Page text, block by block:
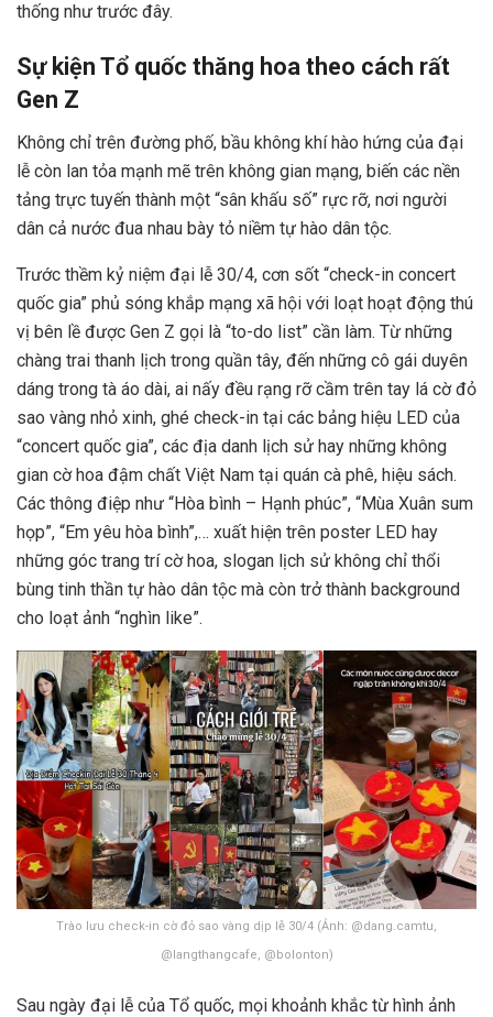
thống như trước đây.
Sự kiện Tổ quốc thăng hoa theo cách rất
Gen Z
Không chỉ trên đường phố, bầu không khí hào hứng của đại
lễ còn lan tỏa mạnh mẽ trên không gian mạng, biến các nền
tảng trực tuyến thành một “sân khấu số” rực rỡ, nơi người
dân cả nước đua nhau bày tỏ niềm tự hào dân tộc.
Trước thềm kỷ niệm đại lễ 30/4, cơn sốt “check-in concert
quốc gia” phủ sóng khắp mạng xã hội với loạt hoạt động thú
vị bên lề được Gen Z gọi là “to-do list” cần làm. Từ những
chàng trai thanh lịch trong quần tây, đến những cô gái duyên
dáng trong tà áo dài, ai nấy đều rạng rỡ cầm trên tay lá cờ đỏ
sao vàng nhỏ xinh, ghé check-in tại các bảng hiệu LED của
“concert quốc gia”, các địa danh lịch sử hay những không
gian cờ hoa đậm chất Việt Nam tại quán cà phê, hiệu sách.
Các thông điệp như “Hòa bình – Hạnh phúc”, “Mùa Xuân sum
họp”, “Em yêu hòa bình”,… xuất hiện trên poster LED hay
những góc trang trí cờ hoa, slogan lịch sử không chỉ thổi
bùng tinh thần tự hào dân tộc mà còn trở thành background
cho loạt ảnh “nghìn like”.
Trào lưu check-in cờ đỏ sao vàng dịp lễ 30/4 (Ảnh: @dang.camtu,
@langthangcafe, @bolonton)
Sau ngày đại lễ của Tổ quốc, mọi khoảnh khắc từ hình ảnh